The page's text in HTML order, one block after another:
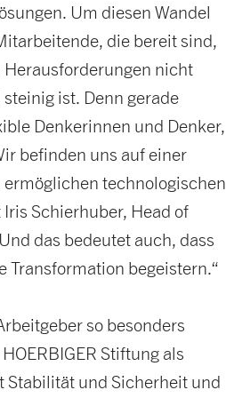
Um diesen Wandel
die bereit sind,
nicht
ist. Denn gerade
Denkerinnen und Denker,
befinden uns auf einer
technologischen
Schierhuber, Head of
das bedeutet auch, dass
Transformation begeistern.“
so besonders
Stiftung als
Stabilität und Sicherheit und